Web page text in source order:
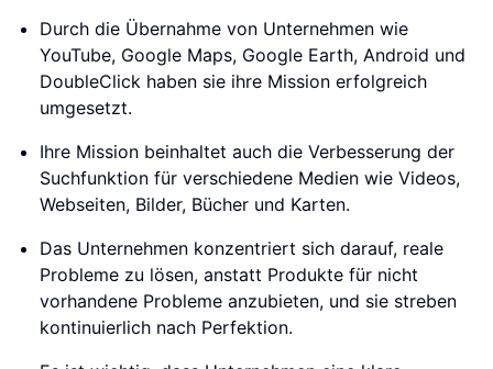
Durch die Übernahme von Unternehmen wie
YouTube, Google Maps, Google Earth, Android und
DoubleClick haben sie ihre Mission erfolgreich
umgesetzt.
Ihre Mission beinhaltet auch die Verbesserung der
Suchfunktion für verschiedene Medien wie Videos,
Webseiten, Bilder, Bücher und Karten.
Das Unternehmen konzentriert sich darauf, reale
Probleme zu lösen, anstatt Produkte für nicht
vorhandene Probleme anzubieten, und sie streben
kontinuierlich nach Perfektion.